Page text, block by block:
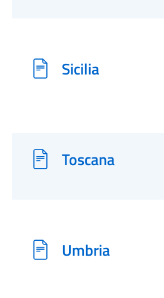
Sicilia
Toscana
Umbria